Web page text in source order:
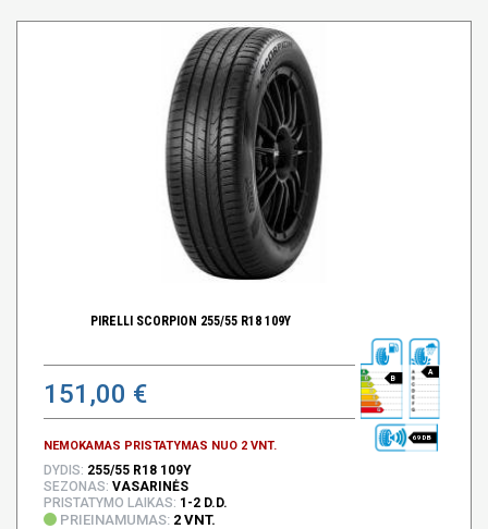
PIRELLI SCORPION 255/55 R18 109Y
151,00 €
NEMOKAMAS PRISTATYMAS NUO 2 VNT.
B
A
69 DB
DYDIS: 255/55 R18 109Y
SEZONAS: VASARINĖS
PRISTATYMO LAIKAS: 1-2 D.D.
PRIEINAMUMAS: 2 VNT.